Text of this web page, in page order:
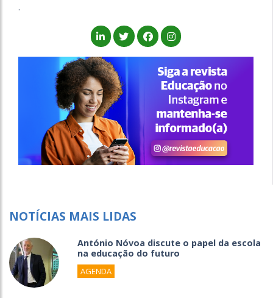
.
NOTÍCIAS MAIS LIDAS
António Nóvoa discute o papel da escola
na educação do futuro
AGENDA